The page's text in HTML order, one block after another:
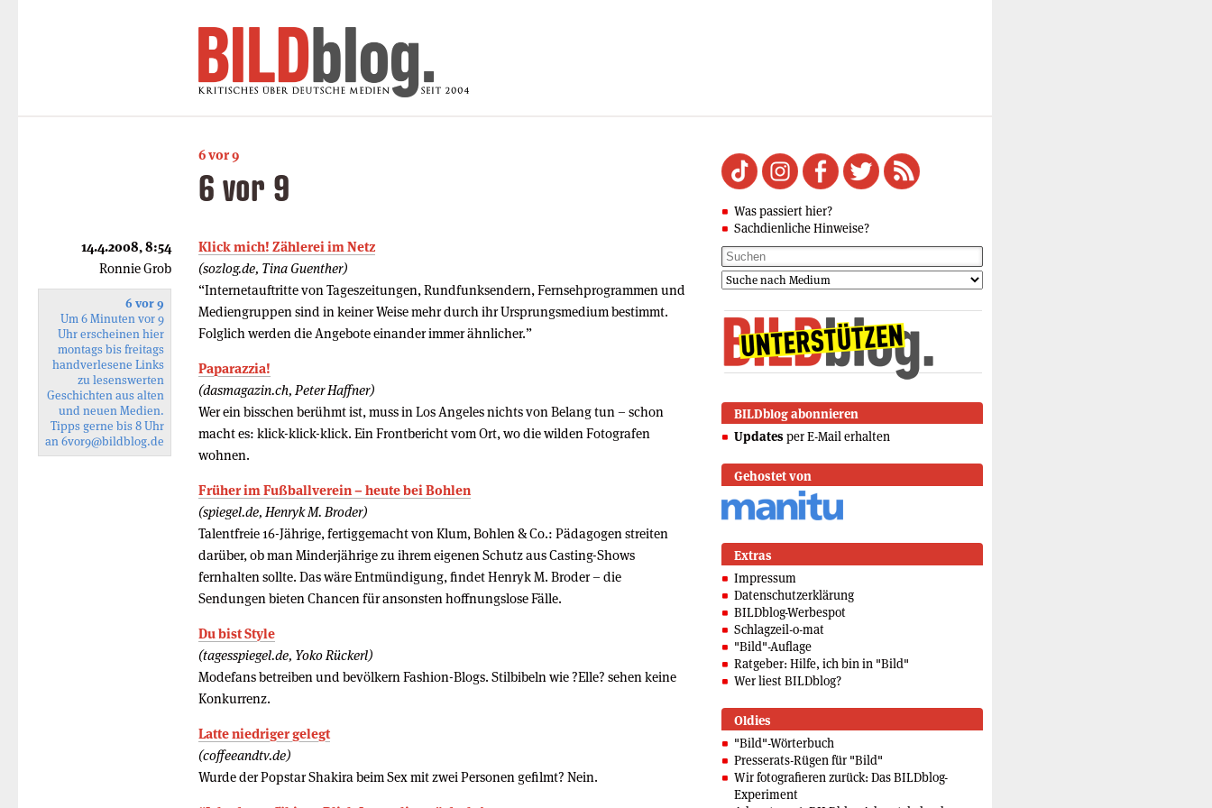
6 vor 9
6 vor 9
Klick mich! Zählerei im Netz
(sozlog.de, Tina Guenther)
“Internetauftritte von Tageszeitungen, Rundfunksendern, Fernsehprogrammen und
Mediengruppen sind in keiner Weise mehr durch ihr Ursprungsmedium bestimmt.
Folglich werden die Angebote einander immer ähnlicher.”
Paparazzia!
(dasmagazin.ch, Peter Haffner)
Wer ein bisschen berühmt ist, muss in Los Angeles nichts von Belang tun – schon
macht es: klick-klick-klick. Ein Frontbericht vom Ort, wo die wilden Fotografen
wohnen.
Früher im Fußballverein – heute bei Bohlen
(spiegel.de, Henryk M. Broder)
Talentfreie 16-Jährige, fertiggemacht von Klum, Bohlen & Co.: Pädagogen streiten
darüber, ob man Minderjährige zu ihrem eigenen Schutz aus Casting-Shows
fernhalten sollte. Das wäre Entmündigung, findet Henryk M. Broder – die
Sendungen bieten Chancen für ansonsten hoffnungslose Fälle.
Du bist Style
(tagesspiegel.de, Yoko Rückerl)
Modefans betreiben und bevölkern Fashion-Blogs. Stilbibeln wie ?Elle? sehen keine
Konkurrenz.
Latte niedriger gelegt
(coffeeandtv.de)
Wurde der Popstar Shakira beim Sex mit zwei Personen gefilmt? Nein.
14.4.2008, 8:54
Ronnie Grob
6 vor 9
Um 6 Minuten vor 9
Uhr erscheinen hier
montags bis freitags
handverlesene Links
zu lesenswerten
Geschichten aus alten
und neuen Medien.
Tipps gerne bis 8 Uhr
an6vor9@bildblog.de
Was passiert hier?
Sachdienliche Hinweise?
BILDblog abonnieren
Updates per E-Mail erhalten
Gehostet von
Extras
Impressum
Datenschutzerklärung
BILDblog-Werbespot
Schlagzeil-o-mat
"Bild"-Auflage
Ratgeber: Hilfe, ich bin in "Bild"
Wer liest BILDblog?
Oldies
"Bild"-Wörterbuch
Presserats-Rügen für "Bild"
Wir fotografieren zurück: Das BILDblog-
Experiment